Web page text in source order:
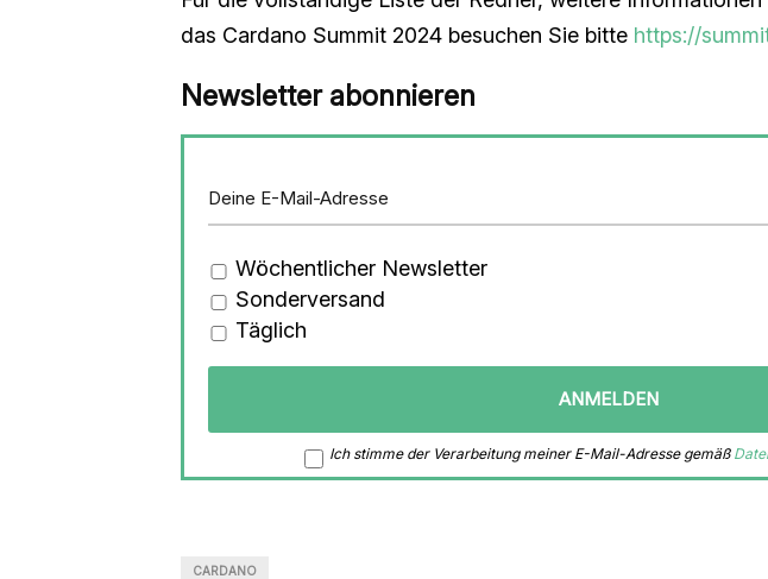
das Cardano Summit 2024 besuchen Sie bitte https://
Newsletter abonnieren
Wöchentlicher Newsletter
Sonderversand
Täglich
Ich stimme der Verarbeitung meiner E-Mail-Adresse gemäß
CARDANO